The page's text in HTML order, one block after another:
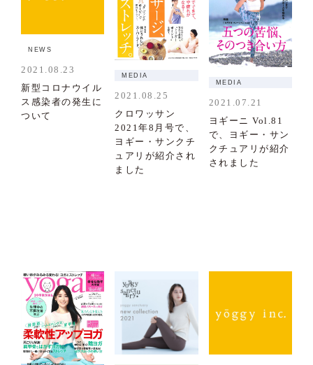
NEWS
2021.08.23
新型コロナウイル
ス感染者の発生に
ついて
MEDIA
2021.08.25
クロワッサン
2021年8月号で、
ヨギー・サンクチ
ュアリが紹介され
ました
MEDIA
2021.07.21
ヨギーニ Vol.81
で、ヨギー・サン
クチュアリが紹介
されました